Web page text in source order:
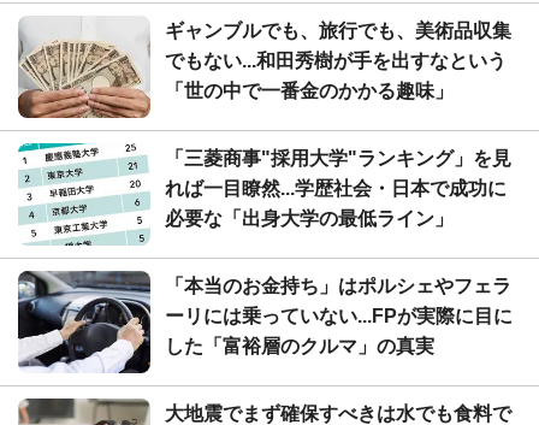
ギャンブルでも、旅行でも、美術品収集
でもない...和田秀樹が手を出すなという
「世の中で一番金のかかる趣味」
「三菱商事"採用大学"ランキング」を見
れば一目瞭然...学歴社会・日本で成功に
必要な「出身大学の最低ライン」
「本当のお金持ち」はポルシェやフェラ
ーリには乗っていない...FPが実際に目に
した「富裕層のクルマ」の真実
大地震でまず確保すべきは水でも食料で